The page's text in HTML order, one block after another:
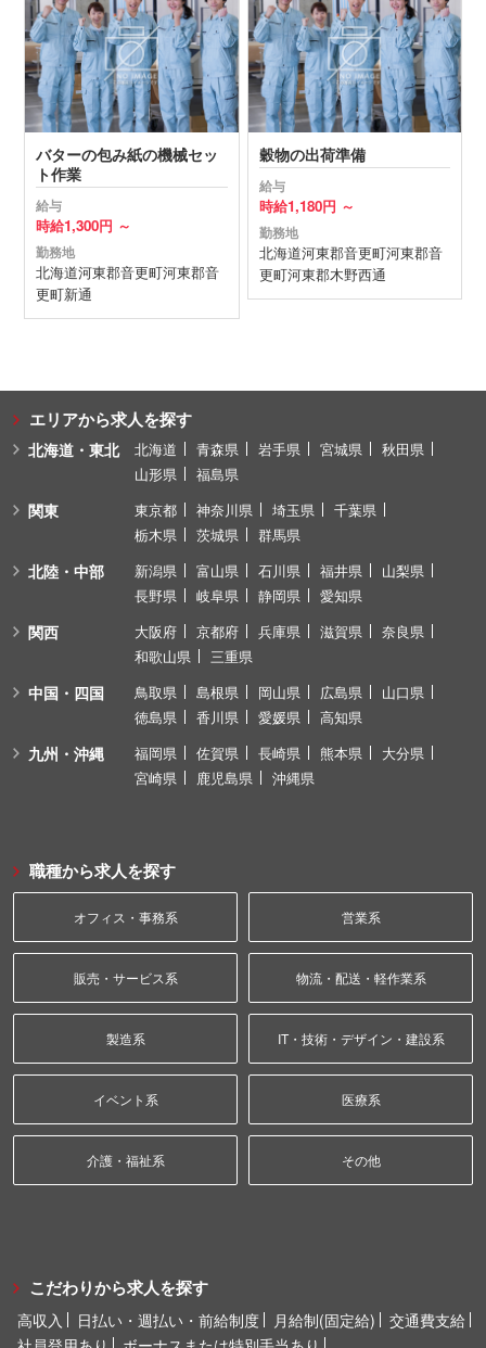
バターの包み紙の機械セッ
ト作業
給与
時給1,300円 ～
勤務地
北海道河東郡音更町河東郡音
更町新通
穀物の出荷準備
給与
時給1,180円 ～
勤務地
北海道河東郡音更町河東郡音
更町河東郡木野西通
エリアから求人を探す
北海道・東北 北海道 青森県 岩手県 宮城県
秋田県
山形県
福島県
関東 東京都 神奈川県 埼玉県
千葉県
栃木県
茨城県 群馬県
北陸・中部 新潟県 富山県 石川県 福井県
山梨県
長野県
岐阜県 静岡県 愛知県
関西 大阪府 京都府 兵庫県 滋賀県
奈良県
和歌山県
三重県
中国・四国 鳥取県 島根県 岡山県 広島県
山口県
徳島県
香川県 愛媛県 高知県
九州・沖縄 福岡県 佐賀県 長崎県 熊本県
大分県
宮崎県
鹿児島県 沖縄県
職種から求人を探す
オフィス・事務系 営業系
販売・サービス系 物流・配送・軽作業系
製造系 IT・技術・デザイン・建設系
イベント系 医療系
介護・福祉系 その他
こだわりから求人を探す
高収入 日払い・週払い・前給制度 月給制(固定給)
交通費支給